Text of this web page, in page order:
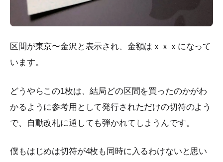
区間が東京〜金沢と表示され、金額はｘｘｘになって
います。
どうやらこの1枚は、結局どの区間を買ったのかがわ
かるように参考用として発行されただけの切符のよう
で、自動改札に通しても弾かれてしまうんです。
僕もはじめは切符が4枚も同時に入るわけないと思い